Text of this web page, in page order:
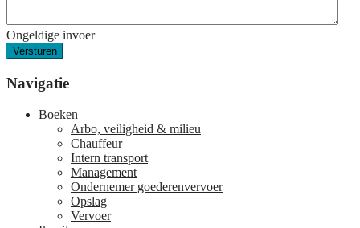
Ongeldige invoer
Versturen
Navigatie
Boeken
Arbo, veiligheid & milieu
Chauffeur
Intern transport
Management
Ondernemer goederenvervoer
Opslag
Vervoer